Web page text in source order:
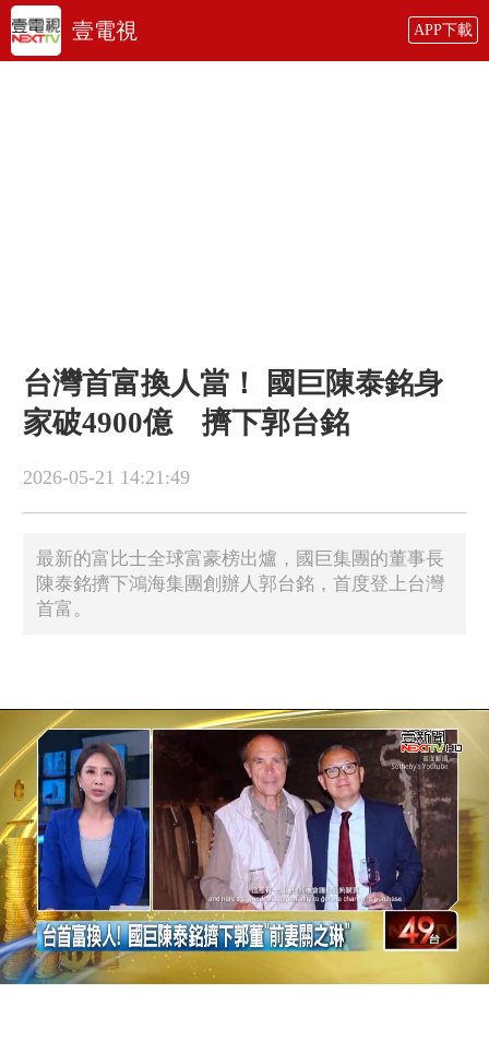
壹電視 APP下載
台灣首富換人當！ 國巨陳泰銘身
家破4900億 擠下郭台銘
2026-05-21 14:21:49
最新的富比士全球富豪榜出爐，國巨集團的董事長
陳泰銘擠下鴻海集團創辦人郭台銘，首度登上台灣
首富。